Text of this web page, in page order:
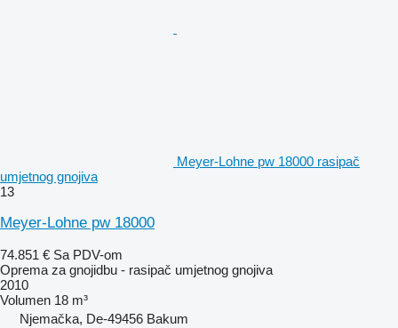
Meyer-Lohne pw 18000 rasipač
umjetnog gnojiva
13
Meyer-Lohne pw 18000
74.851 € Sa PDV-om
Oprema za gnojidbu - rasipač umjetnog gnojiva
2010
Volumen 18 m³
Njemačka, De-49456 Bakum